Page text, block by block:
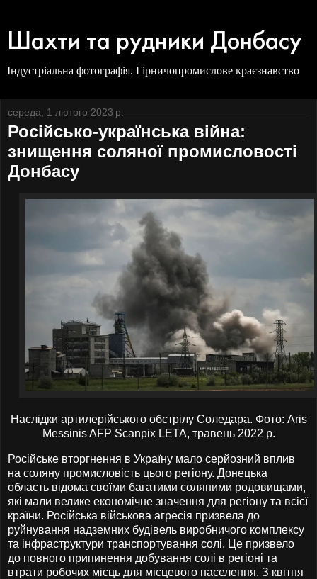
Шахти та рудники Донбасу
Індустріальна фотографія. Гірничопромислове краєзнавство
середа, 1 лютого 2023 р.
Російсько-українська війна:
знищення соляної промисловості
Донбасу
Наслідки артилерійського обстрілу Соледара. Фото: Aris
Messinis AFP Scanpix LETA, травень 2022 р.
Російське вторгнення в Україну мало серйозний вплив
на соляну промисловість цього регіону. Донецька
область відома своїми багатими соляними родовищами,
які мали велике економічне значення для регіону та всієї
країни. Російська військова агресія призвела до
руйнування надземних будівель виробничого комплексу
та інфраструктури транспортування солі. Це призвело
до повного припинення добування солі в регіоні та
втрати робочих місць для місцевого населення. З квітня